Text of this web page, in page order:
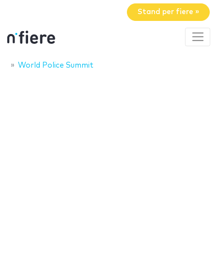
Stand per fiere »
World Police Summit